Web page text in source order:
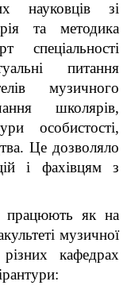
науковців зі
та методика
спеціальності
питання
музичного
школярів,
особистості,
Це дозволяло
і фахівцям з
працюють як на
музичної
кафедрах